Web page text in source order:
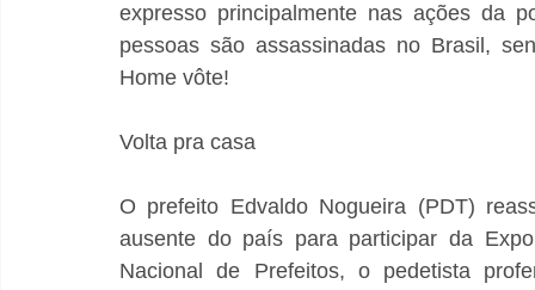
expresso principalmente nas ações da
pessoas são assassinadas no Brasil,
Home vôte!
Volta pra casa
O prefeito Edvaldo Nogueira (PDT)
ausente do país para participar da
Nacional de Prefeitos, o pedetista